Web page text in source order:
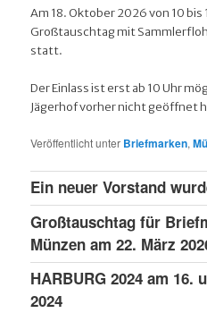
Am 18. Oktober 2026 von 10 bis
Großtauschtag mit
statt.
Der Einlass ist erst ab 10 Uhr
Jägerhof vorher nicht geöffnet
Veröffentlicht unter Briefmarken,
Ein neuer Vorstand
Großtauschtag für
Münzen am 22. März
HARBURG 2024 am 16.
2024